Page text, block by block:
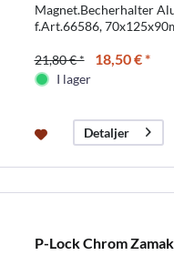
Magnet.Becherhalter
f.Art.66586,
21,80 € * 18,50 € *
I lager
Detaljer
P-Lock Chrom